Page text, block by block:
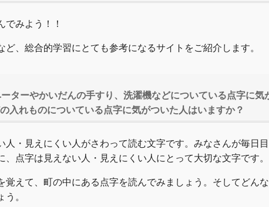
でみよう！！
ど、総合的学習にとても参考になるサイトをご紹介します。
ターやかいだんの手すり、洗濯機などについている点字に
入れものについている点字に気がついた人はいますか？
人・見えにくい人がさわって読む文字です。みなさんが毎日
、点字は見えない人・見えにくい人にとって大切な文字です。
覚えて、町の中にある点字を読んでみましょう。そしてどん
。